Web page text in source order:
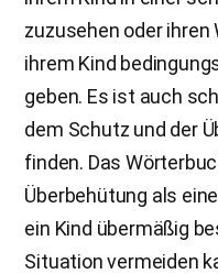
zuzusehen oder ihren
ihrem Kind
geben. Es ist auch
dem Schutz und der
finden. Das
Überbehütung als
ein Kind übermäßig
Situation vermeiden